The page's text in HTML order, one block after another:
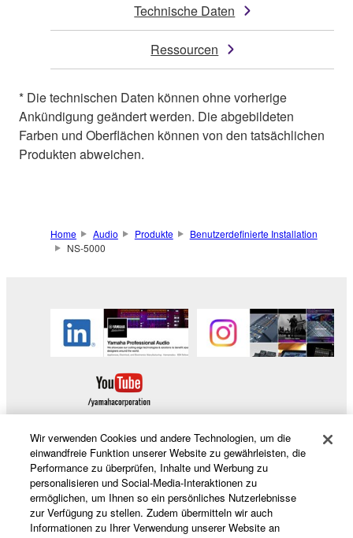
Technische Daten
Ressourcen
* Die technischen Daten können ohne vorherige
Ankündigung geändert werden. Die abgebildeten
Farben und Oberflächen können von den tatsächlichen
Produkten abweichen.
Home Audio Produkte
Benutzerdefinierte Installation
NS-5000
Produkte und Lösungen
Wir verwenden Cookies und andere Technologien, um die
einwandfreie Funktion unserer Website zu gewährleisten, die
Performance zu überprüfen, Inhalte und Werbung zu
personalisieren und Social-Media-Interaktionen zu
ermöglichen, um Ihnen so ein persönliches Nutzerlebnisse
zur Verfügung zu stellen. Zudem übermitteln wir auch
Informationen zu Ihrer Verwendung unserer Website an